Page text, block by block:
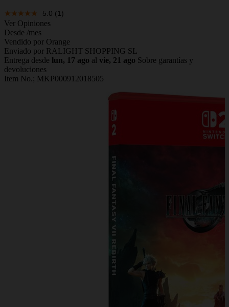
5.0 (1)
Ver Opiniones
Desde /mes
Vendido por Orange
Enviado por RALIGHT SHOPPING SL
Entrega desde lun, 17 ago al vie, 21 ago Sobre garantías y
devoluciones
Item No.; MKP000912018505